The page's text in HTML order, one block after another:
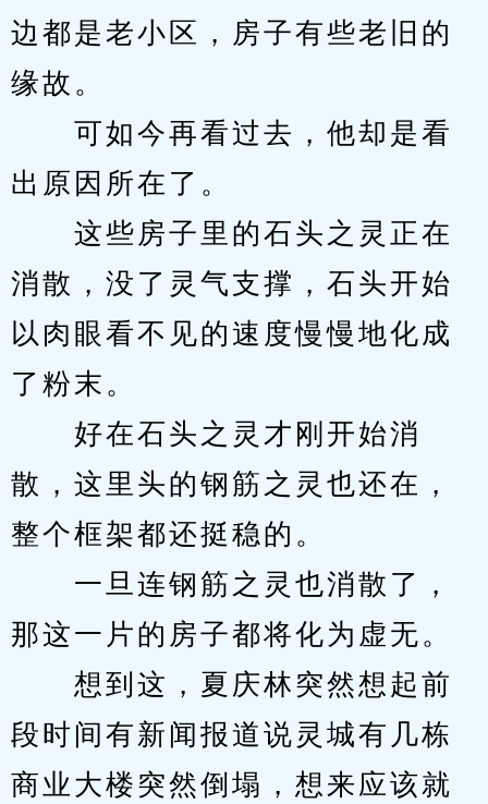
边都是老小区，房子有些老旧的
缘故。
可如今再看过去，他却是看
出原因所在了。
这些房子里的石头之灵正在
消散，没了灵气支撑，石头开始
以肉眼看不见的速度慢慢地化成
了粉末。
好在石头之灵才刚开始消
散，这里头的钢筋之灵也还在，
整个框架都还挺稳的。
一旦连钢筋之灵也消散了，
那这一片的房子都将化为虚无。
想到这，夏庆林突然想起前
段时间有新闻报道说灵城有几栋
商业大楼突然倒塌，想来应该就